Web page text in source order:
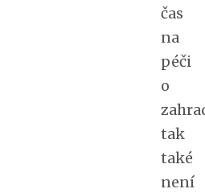
čas
na
péči
o
tak
také
není